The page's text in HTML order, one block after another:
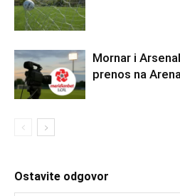
Mornar i
prenos na
Ostavite odgovor